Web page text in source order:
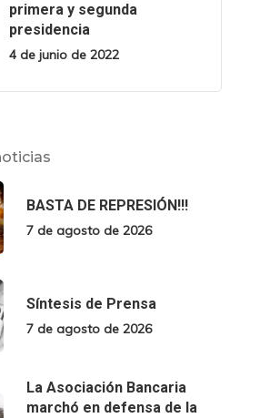
primera y segunda
presidencia
4 de junio de 2022
BASTA DE REPRESIÓN!!!
7 de agosto de 2026
Síntesis de Prensa
7 de agosto de 2026
La Asociación Bancaria
marchó en defensa de la